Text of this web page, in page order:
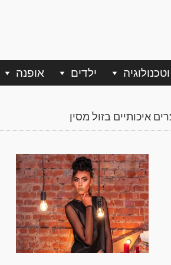
ילדים אופנה
איכותיים בזול מסין